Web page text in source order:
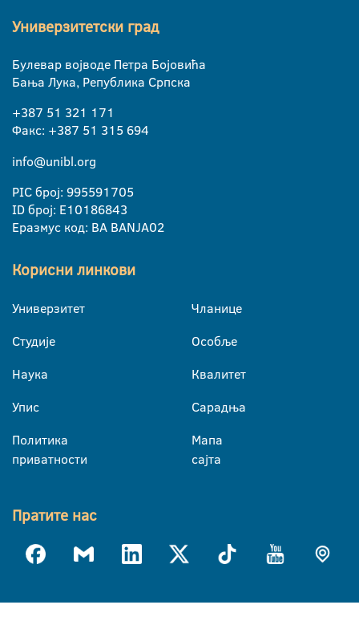
Универзитетски град
Булевар војводе Петра Бојовића
Бања Лука, Република Српска
+387 51 321 171
Факс: +387 51 315 694
info@unibl.org
PIC број: 995591705
ID број: E10186843
Еразмус код: BA BANJA02
Корисни линкови
Универзитет
Студије
Наука
Упис
Политика
приватности
Чланице
Особље
Квалитет
Сарадња
Мапа
сајта
Пратите нас